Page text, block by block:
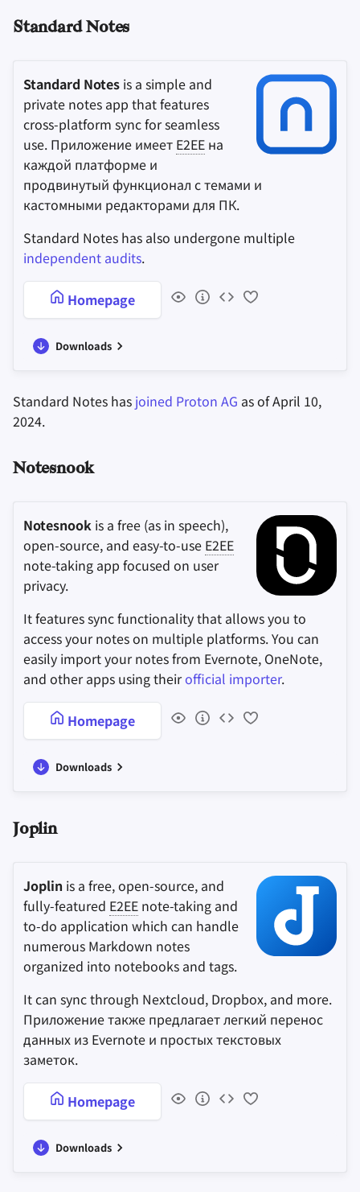
Standard Notes
Standard Notes is a simple and
private notes app that features
cross-platform sync for seamless
use. Приложение имеет E2EE на
каждой платформе и
продвинутый функционал с темами и
кастомными редакторами для ПК.
Standard Notes has also undergone multiple
independent audits.
Homepage
Downloads
Standard Notes has joined Proton AG as of April 10,
2024.
Notesnook
Notesnook is a free (as in speech),
open-source, and easy-to-use E2EE
note-taking app focused on user
privacy.
It features sync functionality that allows you to
access your notes on multiple platforms. You can
easily import your notes from Evernote, OneNote,
and other apps using theirofficial importer.
Homepage
Downloads
Joplin
Joplin is a free, open-source, and
fully-featured E2EE note-taking and
to-do application which can handle
numerous Markdown notes
organized into notebooks and tags.
It can sync through Nextcloud, Dropbox, and more.
Приложение также предлагает легкий перенос
данных из Evernote и простых текстовых
заметок.
Homepage
Downloads